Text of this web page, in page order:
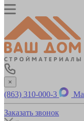
×
(863) 310-000-3
Заказать звонок